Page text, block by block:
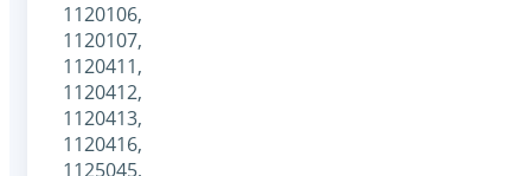
1120106,
1120107,
1120411,
1120412,
1120413,
1120416,
1125045,